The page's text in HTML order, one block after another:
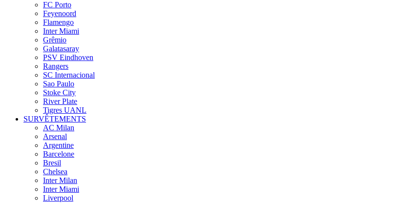
FC Porto
Feyenoord
Flamengo
Inter Miami
Grêmio
Galatasaray
PSV Eindhoven
Rangers
SC Internacional
Sao Paulo
Stoke City
River Plate
Tigres UANL
SURVÊTEMENTS
AC Milan
Arsenal
Argentine
Barcelone
Bresil
Chelsea
Inter Milan
Inter Miami
Liverpool